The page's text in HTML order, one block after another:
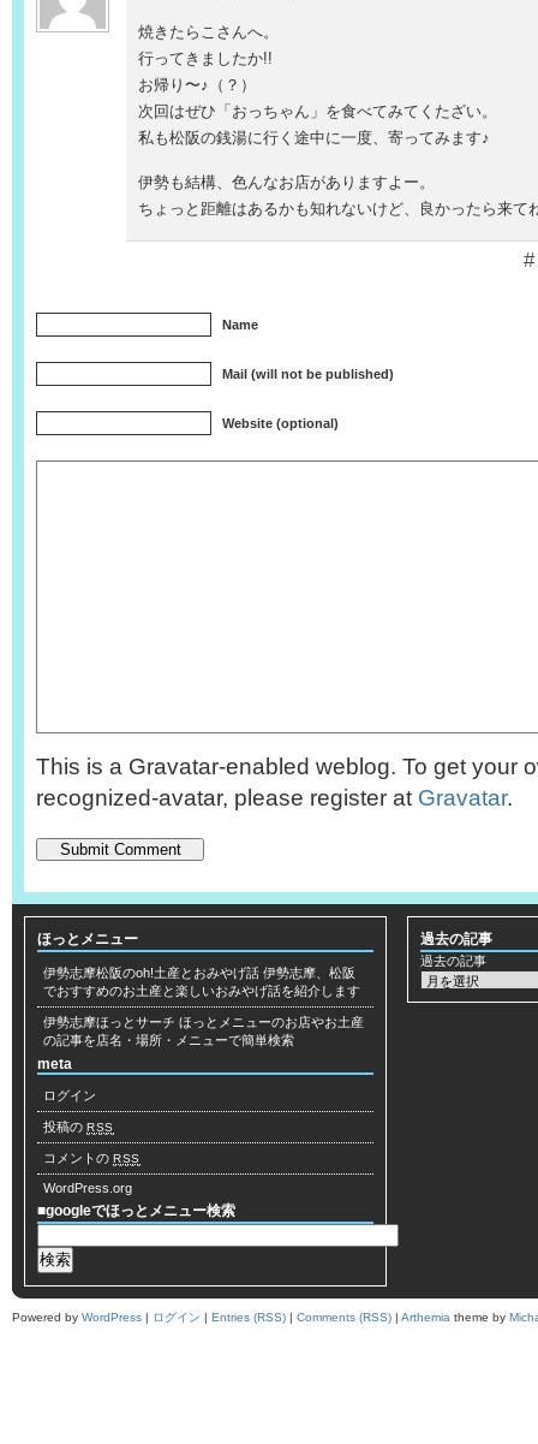
焼きたらこさんへ。
行ってきましたか!!
お帰り〜♪（？）
次回はぜひ「おっちゃん」を食べてみてくたざい。
私も松阪の銭湯に行く途中に一度、寄ってみます♪
伊勢も結構、色んなお店がありますよー。
ちょっと距離はあるかも知れないけど、良かったら来て
Name
Mail (will not be published)
Website (optional)
This is a Gravatar-enabled weblog. To get your
recognized-avatar, please register at Gravatar.
ほっとメニュー
伊勢志摩松阪のoh!土産とおみやげ話 伊勢志摩、松阪
でおすすめのお土産と楽しいおみやげ話を紹介します
伊勢志摩ほっとサーチ ほっとメニューのお店やお土産
の記事を店名・場所・メニューで簡単検索
meta
ログイン
投稿の RSS
コメントの RSS
WordPress.org
■googleでほっとメニュー検索
過去の記事
過去の記事
Powered by WordPress | ログイン | Entries (RSS) | Comments (RSS) | Arthemia theme by